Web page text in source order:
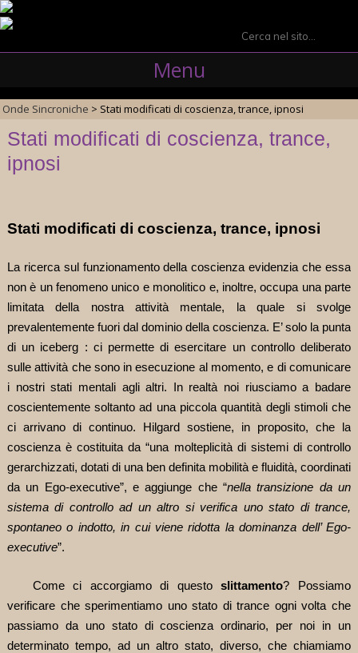
Search
Menu
Skip
to
content
Onde Sincroniche > Stati modificati di coscienza, trance, ipnosi
Stati modificati di coscienza, trance,
ipnosi
Stati modificati di coscienza, trance, ipnosi
La ricerca sul funzionamento della coscienza evidenzia che essa
non è un fenomeno unico e monolitico e, inoltre, occupa una parte
limitata della nostra attività mentale, la quale si svolge
prevalentemente fuori dal dominio della coscienza. E’ solo la punta
di un iceberg : ci permette di esercitare un controllo deliberato
sulle attività che sono in esecuzione al momento, e di comunicare
i nostri stati mentali agli altri. In realtà noi riusciamo a badare
coscientemente soltanto ad una piccola quantità degli stimoli che
ci arrivano di continuo. Hilgard sostiene, in proposito, che la
coscienza è costituita da “una molteplicità di sistemi di controllo
gerarchizzati, dotati di una ben definita mobilità e fluidità, coordinati
da un Ego-executive”, e aggiunge che “nella transizione da un
sistema di controllo ad un altro si verifica uno stato di trance,
spontaneo o indotto, in cui viene ridotta la dominanza dell’ Ego-
executive”.
Come ci accorgiamo di questoslittamento? Possiamo
verificare che sperimentiamo uno stato di trance ogni volta che
passiamo da uno stato di coscienza ordinario, per noi in un
determinato tempo, ad un altro stato, diverso, che chiamiamo